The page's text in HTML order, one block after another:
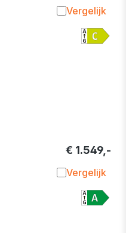
Vergelijk
€ 1.549,-
Vergelijk